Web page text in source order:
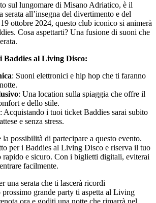
sul lungomare di Misano Adriatico, è il
serata all’insegna del divertimento e del
ottobre 2024, questo club iconico si animerà
Cosa aspettarti? Una fusione di suoni che
Baddies al Living Disco:
: Suoni elettronici e hip hop che ti faranno
: Una location sulla spiaggia che offre il
e dello stile.
: Acquistando i tuoi ticket Baddies sarai subito
e senza stress.
possibilità di partecipare a questo evento.
per i Baddies al Living Disco e riserva il tuo
rapido e sicuro. Con i biglietti digitali, eviterai
facilmente.
una serata che ti lascerà ricordi
grande party ti aspetta al Living
ora e goditi una notte che rimarrà nel